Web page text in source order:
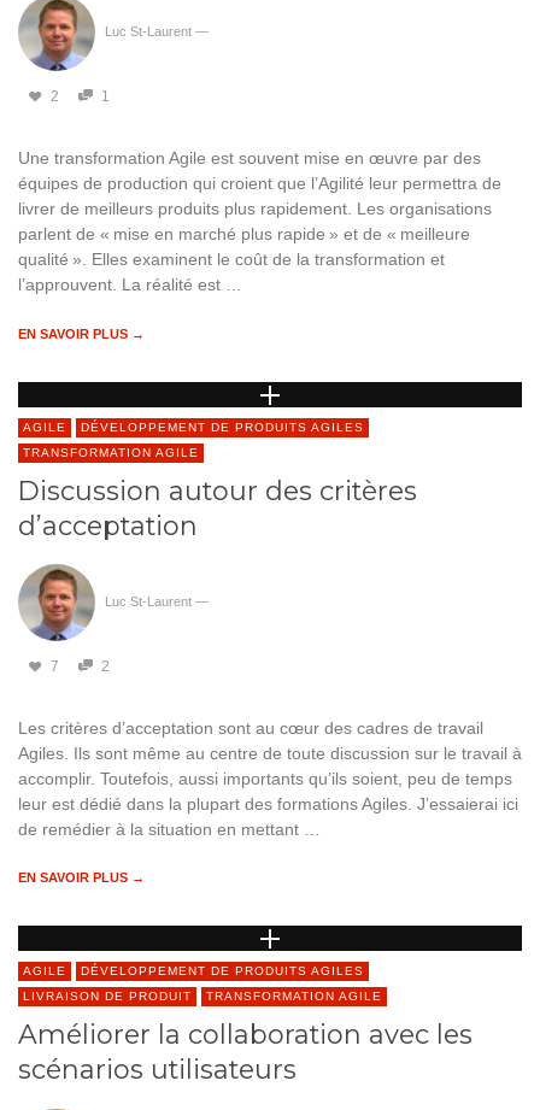
Luc St-Laurent —
2 1
Une transformation Agile est souvent mise en œuvre par des
équipes de production qui croient que l’Agilité leur permettra de
livrer de meilleurs produits plus rapidement. Les organisations
parlent de « mise en marché plus rapide » et de « meilleure
qualité ». Elles examinent le coût de la transformation et
l’approuvent. La réalité est …
EN SAVOIR PLUS →
AGILE
DÉVELOPPEMENT DE PRODUITS AGILES
TRANSFORMATION AGILE
Discussion autour des critères
d’acceptation
Luc St-Laurent —
7 2
Les critères d’acceptation sont au cœur des cadres de travail
Agiles. Ils sont même au centre de toute discussion sur le travail à
accomplir. Toutefois, aussi importants qu’ils soient, peu de temps
leur est dédié dans la plupart des formations Agiles. J’essaierai ici
de remédier à la situation en mettant …
EN SAVOIR PLUS →
AGILE
DÉVELOPPEMENT DE PRODUITS AGILES
LIVRAISON DE PRODUIT
TRANSFORMATION AGILE
Améliorer la collaboration avec les
scénarios utilisateurs